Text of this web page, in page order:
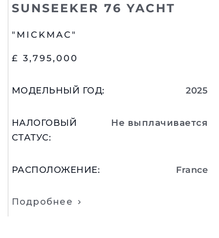
SUNSEEKER 76 YACHT
"MICKMAC"
£ 3,795,000
МОДЕЛЬНЫЙ ГОД: 2025
НАЛОГОВЫЙ
СТАТУС:
Не выплачивается
РАСПОЛОЖЕНИЕ: France
Подробнее